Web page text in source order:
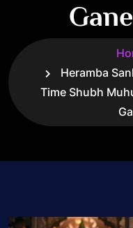
Heramba
Time Shubh